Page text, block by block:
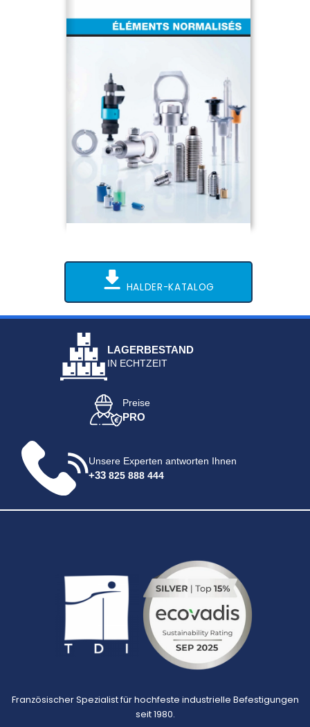
HALDER-KATALOG
LAGERBESTAND
IN ECHTZEIT
Preise
PRO
Unsere Experten antworten Ihnen
+33 825 888 444
Französischer Spezialist für hochfeste industrielle Befestigungen
seit 1980.